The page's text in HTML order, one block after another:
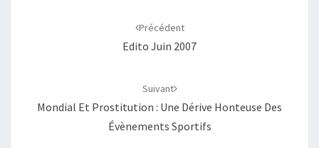
Précédent
Edito Juin 2007
Suivant
Mondial Et Prostitution : Une Dérive Honteuse Des
Évènements Sportifs